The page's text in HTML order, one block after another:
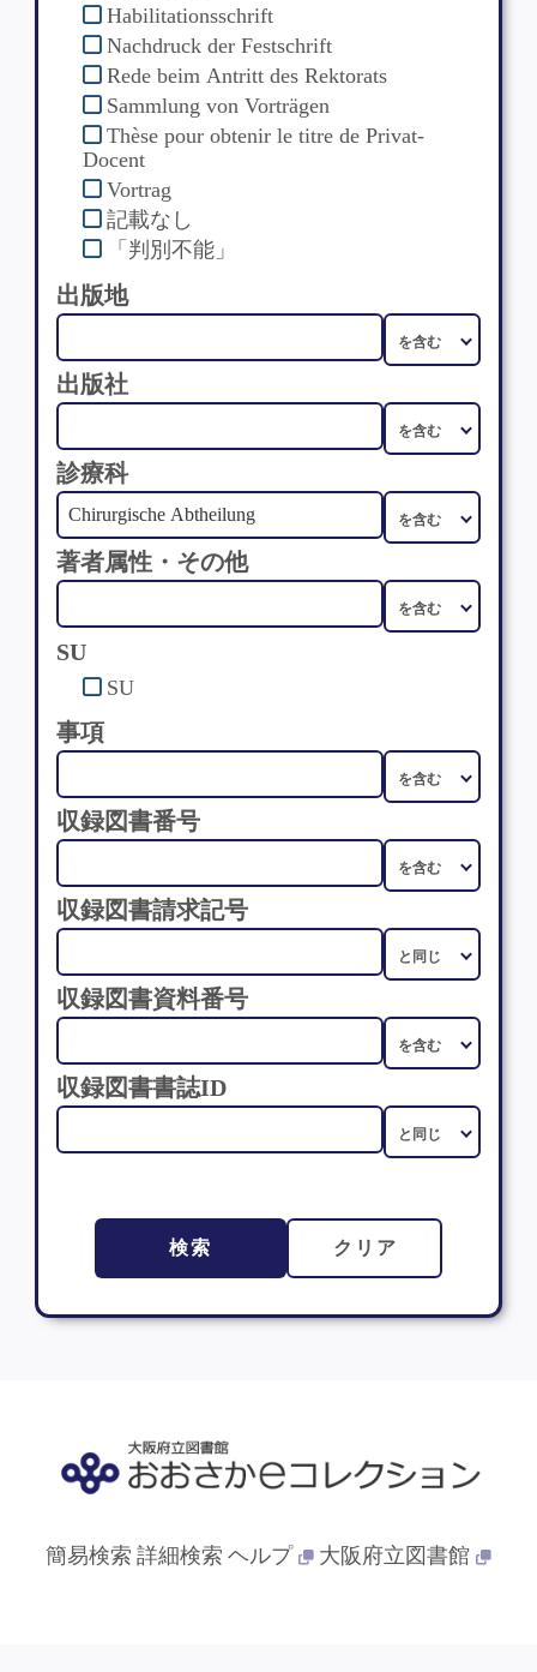
Habilitationsschrift
Nachdruck der Festschrift
Rede beim Antritt des Rektorats
Sammlung von Vorträgen
Thèse pour obtenir le titre de Privat-
Docent
Vortrag
記載なし
「判別不能」
出版地
出版社
診療科
著者属性・その他
SU
SU
事項
収録図書番号
収録図書請求記号
収録図書資料番号
収録図書書誌ID
検索 クリア
簡易検索 詳細検索 ヘルプ 大阪府立図書館